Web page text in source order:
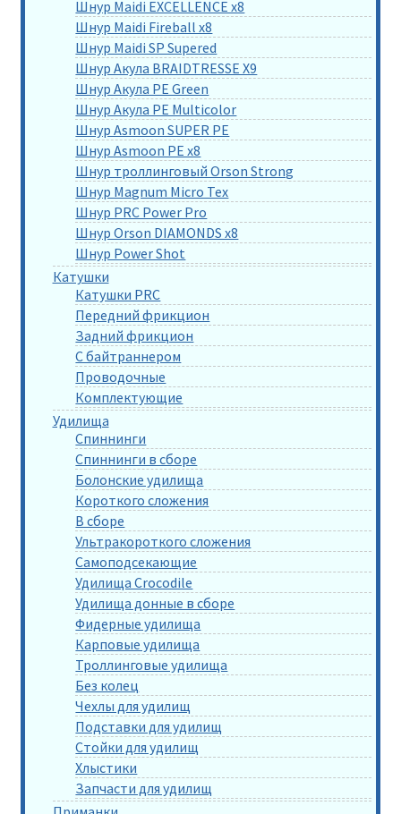
Шнур Maidi EXCELLENCE x8
Шнур Maidi Fireball x8
Шнур Maidi SP Supered
Шнур Акула BRAIDTRESSE X9
Шнур Акула PE Green
Шнур Акула PE Multicolor
Шнур Asmoon SUPER PE
Шнур Asmoon PE x8
Шнур троллинговый Orson Strong
Шнур Magnum Micro Tex
Шнур PRC Power Pro
Шнур Orson DIAMONDS x8
Шнур Power Shot
Катушки
Катушки PRC
Передний фрикцион
Задний фрикцион
С байтраннером
Проводочные
Комплектующие
Удилища
Спиннинги
Спиннинги в сборе
Болонские удилища
Короткого сложения
В сборе
Ультракороткого сложения
Самоподсекающие
Удилища Crocodile
Удилища донные в сборе
Фидерные удилища
Карповые удилища
Троллинговые удилища
Без колец
Чехлы для удилищ
Подставки для удилищ
Стойки для удилищ
Хлыстики
Запчасти для удилищ